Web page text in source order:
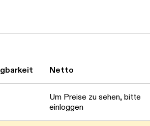
Netto
Um Preise zu sehen, bitte
einloggen